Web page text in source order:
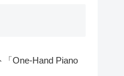
「One-Hand Piano